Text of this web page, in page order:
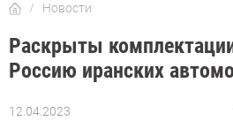
Новости
Раскрыты
Россию иранских
12.04.2023
Автор: